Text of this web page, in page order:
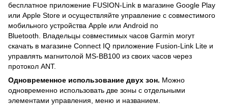
бесплатное приложение FUSION-Link в магазине Google Play
или Apple Store и осуществляйте управление с совместимого
мобильного устройства Apple или Android по
Bluetooth. Владельцы совместимых часов Garmin могут
скачать в магазине Connect IQ приложение Fusion-Link Lite и
управлять магнитолой MS-BB100 из своих часов через
протокол ANT.
Одновременное использование двух зон. Можно
одновременно использовать две зоны с отдельными
элементами управления, меню и названием.